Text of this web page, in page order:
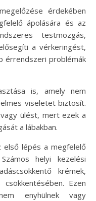
érdekében
ápolására és az
testmozgás,
a vérkeringést,
érrendszeri problémák
is, amely nem
viseletet biztosít.
ülést, mert ezek a
a lábakban.
első lépés a megfelelő
helyi kezelési
krémek,
Ezen
enyhülnek vagy